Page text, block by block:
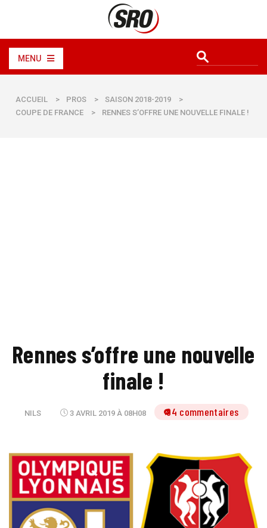
MENU
ACCUEIL > PROS > SAISON 2018-2019
>
COUPE DE FRANCE
> RENNES S’OFFRE UNE NOUVELLE FINALE !
Rennes s’offre une nouvelle
finale !
NILS 3 AVRIL 2019 À 08H08 94 commentaires